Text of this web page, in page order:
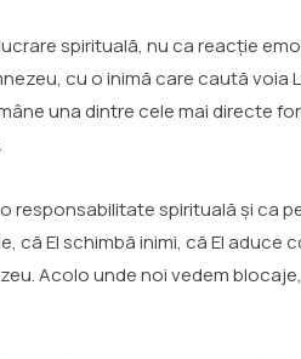
spirituală, nu ca reacție
cu o inimă care caută voia
una dintre cele mai directe
spirituală și ca
El schimbă inimi, că El
Acolo unde noi vedem